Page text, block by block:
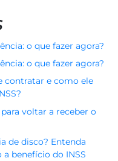
o que fazer agora?
o que fazer agora?
contratar e como ele
voltar a receber o
de disco? Entenda
benefício do INSS